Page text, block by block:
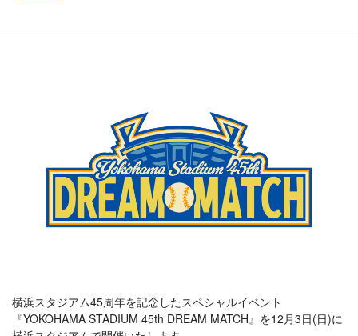
横浜スタジアム45周年を記念したスペシャルイベント
『YOKOHAMA STADIUM 45th DREAM MATCH』を12月3日(日)に